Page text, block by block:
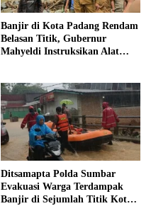
Banjir di Kota Padang Rendam
Belasan Titik, Gubernur
Mahyeldi Instruksikan Alat
Ditsamapta Polda Sumbar
Evakuasi Warga Terdampak
Banjir di Sejumlah Titik Kota